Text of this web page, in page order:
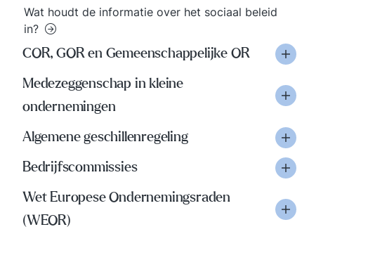
Wat houdt de informatie over het sociaal beleid
in?
COR, GOR en Gemeenschappelijke OR
Medezeggenschap in kleine
ondernemingen
Algemene geschillenregeling
Bedrijfscommissies
Wet Europese Ondernemingsraden
(WEOR)